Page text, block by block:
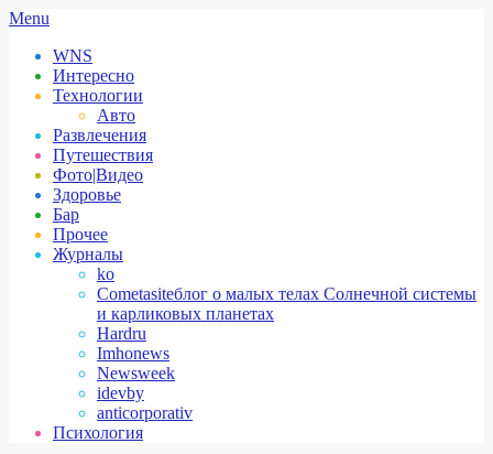
Skip
content
Secondary
Menu
Menu
WNS
Интересно
Технологии
Авто
Развлечения
Путешествия
Фото|Видео
Здоровье
Бар
Прочее
Журналы
ko
Cometasiteблог о малых телах Солнечной системы
и карликовых планетах
Hardru
Imhonews
Newsweek
idevby
anticorporativ
Психология